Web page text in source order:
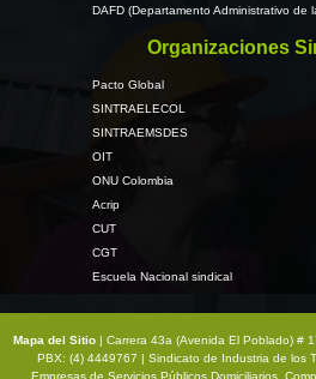
DAFD (Departamento Administrativo de
Organizaciones
Pacto Global
SINTRAELECOL
SINTRAEMSDES
OIT
ONU Colombia
Acrip
CUT
CGT
Escuela Nacional sindical
Mapa del Sitio | Carrera 43a (Avenida El Poblado) #
PBX: (4) 4449767 | Sindicato de Industria de los
Empresas de Servicios Públicos Domiciliarios,